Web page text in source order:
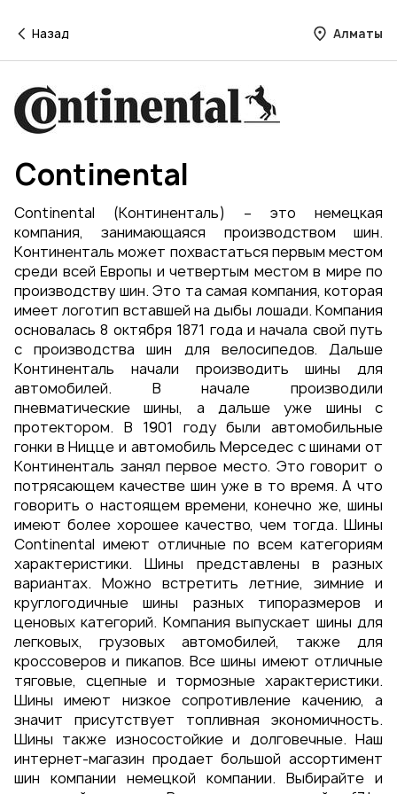
Назад Алматы
Continental
Continental (Континенталь) – это немецкая
компания, занимающаяся производством шин.
Континенталь может похвастаться первым местом
среди всей Европы и четвертым местом в мире по
производству шин. Это та самая компания, которая
имеет логотип вставшей на дыбы лошади. Компания
основалась 8 октября 1871 года и начала свой путь
с производства шин для велосипедов. Дальше
Континенталь начали производить шины для
автомобилей. В начале производили
пневматические шины, а дальше уже шины с
протектором. В 1901 году были автомобильные
гонки в Ницце и автомобиль Мерседес с шинами от
Континенталь занял первое место. Это говорит о
потрясающем качестве шин уже в то время. А что
говорить о настоящем времени, конечно же, шины
имеют более хорошее качество, чем тогда. Шины
Continental имеют отличные по всем категориям
характеристики. Шины представлены в разных
вариантах. Можно встретить летние, зимние и
круглогодичные шины разных типоразмеров и
ценовых категорий. Компания выпускает шины для
легковых, грузовых автомобилей, также для
кроссоверов и пикапов. Все шины имеют отличные
тяговые, сцепные и тормозные характеристики.
Шины имеют низкое сопротивление качению, а
значит присутствует топливная экономичность.
Шины также износостойкие и долговечные. Наш
интернет-магазин продает большой ассортимент
шин компании немецкой компании. Выбирайте и